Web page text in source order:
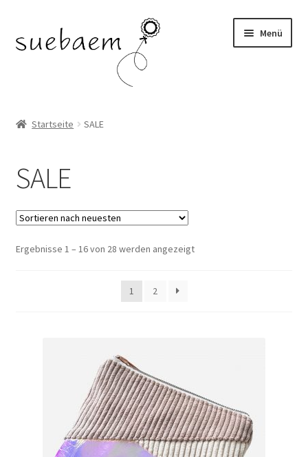
Navigation
Inhalt
Menü
RINGE
SALE
Startseite SALE
SALE
Ergebnisse 1 – 16 von 28 werden angezeigt
1 2